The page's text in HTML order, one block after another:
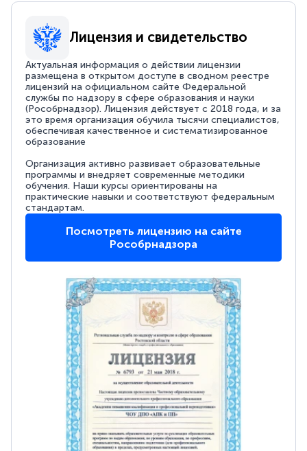
Лицензия и свидетельство
Актуальная информация о действии лицензии
размещена в открытом доступе в сводном реестре
лицензий на официальном сайте Федеральной
службы по надзору в сфере образования и науки
(Рособрнадзор). Лицензия действует с 2018 года, и за
это время организация обучила тысячи специалистов,
обеспечивая качественное и систематизированное
образование
Организация активно развивает образовательные
программы и внедряет современные методики
обучения. Наши курсы ориентированы на
практические навыки и соответствуют федеральным
стандартам.
Посмотреть лицензию на сайте
Рособрнадзора